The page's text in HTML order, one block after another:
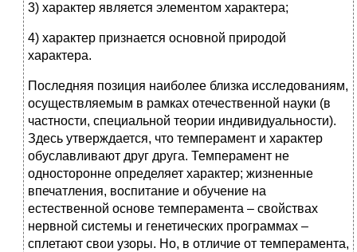
3) характер является элементом характера;
4) характер признается основной природой
характера.
Последняя позиция наиболее близка исследованиям,
осуществляемым в рамках отечественной науки (в
частности, специальной теории индивидуальности).
Здесь утверждается, что темперамент и характер
обуславливают друг друга. Темперамент не
односторонне определяет характер; жизненные
впечатления, воспитание и обучение на
естественной основе темперамента – свойствах
нервной системы и генетических программах –
сплетают свои узоры. Но, в отличие от темперамента,